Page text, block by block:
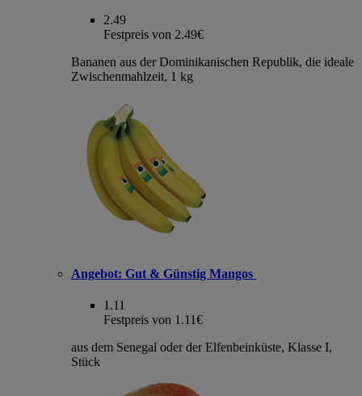
2.49
Festpreis von 2.49€
Bananen aus der Dominikanischen Republik, die ideale
Zwischenmahlzeit, 1 kg
Angebot: Gut & Günstig Mangos
1.11
Festpreis von 1.11€
aus dem Senegal oder der Elfenbeinküste, Klasse I,
Stück